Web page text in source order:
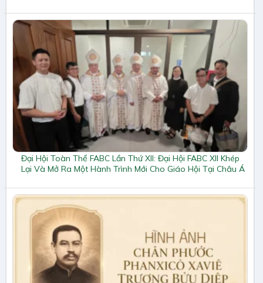
Đại Hội Toàn Thể FABC Lần Thứ XII: Đại Hội FABC XII Khép
Lại Và Mở Ra Một Hành Trình Mới Cho Giáo Hội Tại Châu Á